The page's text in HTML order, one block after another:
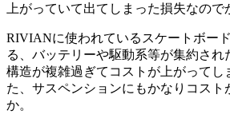
上がっていて出てしまった損失なので
RIVIANに使われているスケートボー
る、バッテリーや駆動系等が集約さ
構造が複雑過ぎてコストが上がってし
た、サスペンションにもかなりコスト
か。